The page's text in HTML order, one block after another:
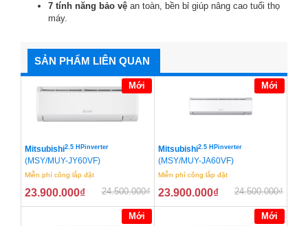
7 tính năng bảo vệ an toàn, bền bỉ giúp nâng cao tuổi thọ
máy.
SẢN PHẨM LIÊN QUAN
Mới
Mitsubishi2.5 HPinverter
(MSY/MUY-JY60VF)
Miễn phí công lắp đặt
23.900.000₫ 24.500.000₫
Mới
Mitsubishi2.5 HPinverter
(MSY/MUY-JA60VF)
Miễn phí công lắp đặt
23.900.000₫ 24.500.000₫
Mới Mới